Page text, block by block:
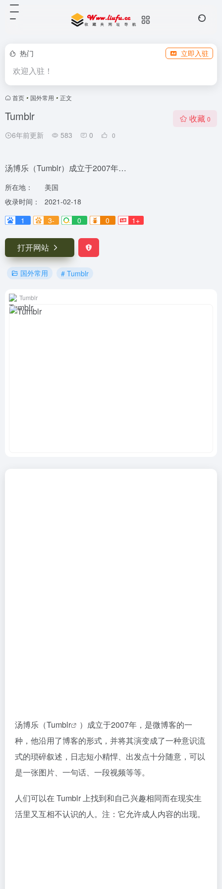
热门 立即入驻
欢迎入驻！
首页 • 国外常用 • 正文
Tumblr
6年前更新 583 0 0
收藏 0
汤博乐（Tumblr）成立于2007年…
所在地：
美国
收录时间：
2021-02-18
1
3- 0 0 1+
打开网站
国外常用 # Tumblr
Tumblr
汤博乐（Tumblr
）成立于2007年，是微博客的一
种，他沿用了博客的形式，并将其演变成了一种意识流
式的琐碎叙述，日志短小精悍、出发点十分随意，可以
是一张图片、一句话、一段视频等等。
人们可以在 Tumblr 上找到和自己兴趣相同而在现实生
活里又互相不认识的人。注：它允许成人内容的出现。